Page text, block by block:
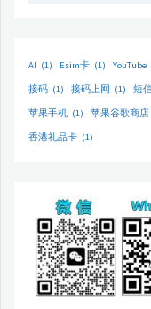
AI (1) Esim卡 (1) YouTube
接码 (1) 接码上网 (1) 短
苹果手机 (1) 苹果谷歌商店
香港礼品卡 (1)